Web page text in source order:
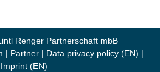
Renger Partnerschaft mbB
| Partner| Data privacy policy (EN) |
Imprint (EN)